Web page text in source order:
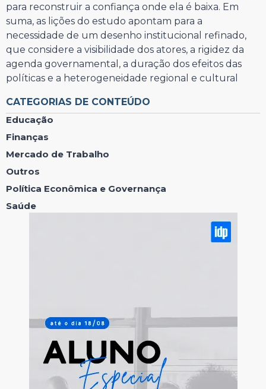
para reconstruir a confiança onde ela é baixa. Em
suma, as lições do estudo apontam para a
necessidade de um desenho institucional refinado,
que considere a visibilidade dos atores, a rigidez da
agenda governamental, a duração dos efeitos das
políticas e a heterogeneidade regional e cultural
CATEGORIAS DE CONTEÚDO
Educação
Finanças
Mercado de Trabalho
Outros
Política Econômica e Governança
Saúde